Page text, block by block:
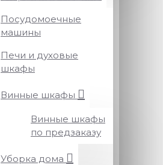
Посудомоечные
машины
Печи и духовые
шкафы
Винные шкафы
Винные шкафы
по предзаказу
Уборка дома